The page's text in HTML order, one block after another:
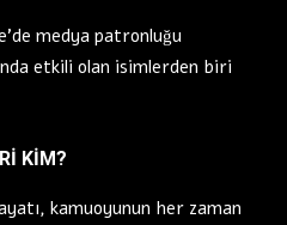
medya patronluğu
etkili olan isimlerden biri
KIM?
kamuoyunun her zaman